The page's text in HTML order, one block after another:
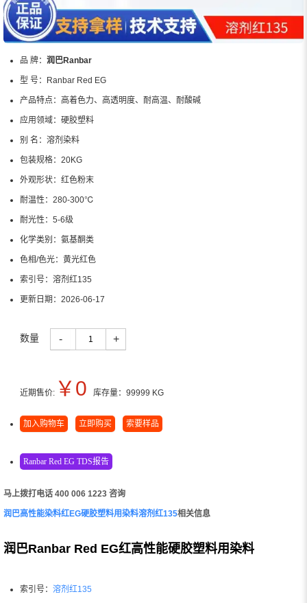
品 牌： 润巴Ranbar
型 号： Ranbar Red EG
产品特点： 高着色力、高透明度、耐高温、耐酸碱
应用领域： 硬胶塑料
别 名： 溶剂染料
包装规格： 20KG
外观形状： 红色粉末
耐温性： 280-300℃
耐光性： 5-6级
化学类别： 氨基酮类
色相/色光： 黄光红色
索引号： 溶剂红135
更新日期： 2026-06-17
数量 - +
近期售价: ￥0 库存量： 99999 KG
加入购物车 立即购买 索要样品
Ranbar Red EG TDS报告
马上拨打电话 400 006 1223 咨询
润巴高性能染料红EG硬胶塑料用染料溶剂红135相关信息
润巴Ranbar Red EG红高性能硬胶塑料用染料
索引号： 溶剂红135